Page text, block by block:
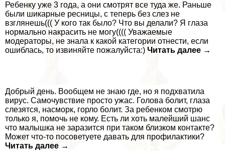
Ребенку уже 3 года, а они смотрят все туда же. Раньше
были шикарные ресницы, с теперь без слез не
взглянешь((( У кого так было? Что вы делали? Я глаза
нормально накрасить не могу(((( Уважаемые
модераторы, не знала к какой категории отнести, если
ошиблась, то извиняйте пожалуйста:) Читать далее →
Добрый день. Вообщем не знаю где, но я подхватила
вирус. Самочувствие просто ужас. Голова болит, глаза
слезятся, насморк, горло болит. За ребенком смотрю
только я, помочь не кому. Есть ли хоть малейший шанс
что малышка не заразится при таком близком контакте?
Может что-то посоветуете давать для профилактики?
Читать далее →